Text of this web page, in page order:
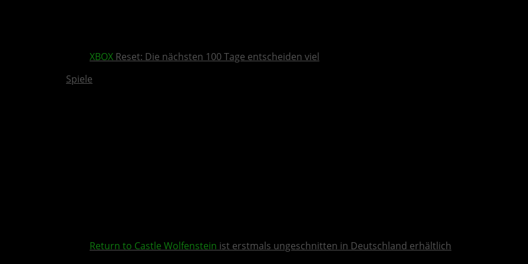
XBOX Reset: Die nächsten 100 Tage entscheiden viel
Spiele
Return to Castle Wolfenstein ist erstmals ungeschnitten in Deutschland erhältlich